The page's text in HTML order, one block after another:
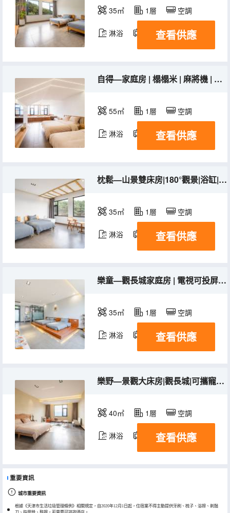
35㎡ 1層 空調
淋浴 電視機
查看供應
自得—家庭房 | 榻榻米 | 麻將機 | 電視可投屏 | 浴缸 | 寵物友好
55㎡ 1層 空調
淋浴 電視機
查看供應
枕鬆—山景雙床房|180°觀景|浴缸|可攜寵入住
35㎡ 1層 空調
淋浴 電視機
查看供應
樂童—觀長城家庭房 | 電視可投屏 | 乳膠枕
35㎡ 1層 空調
淋浴 電視機
查看供應
樂野—景觀大床房|觀長城|可攜寵入住
40㎡ 1層 空調
淋浴 電視機
查看供應
重要資訊
城市重要資訊
根據《天津市生活垃圾管理條例》相關規定，自2020年12月1日起，住宿業不得主動提供牙刷、梳子、浴擦、剃鬚
刀、指甲銼、鞋擦，若需要可諮詢酒店。